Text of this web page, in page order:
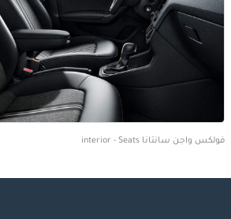
فولكس واجن سانتانا interior - Seats